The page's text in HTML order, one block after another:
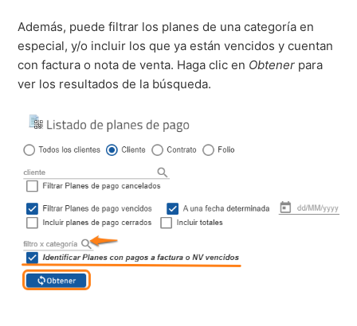
Además, puede filtrar los planes de una categoría en
especial, y/o incluir los que ya están vencidos y cuentan
con factura o nota de venta. Haga clic en Obtener para
ver los resultados de la búsqueda.